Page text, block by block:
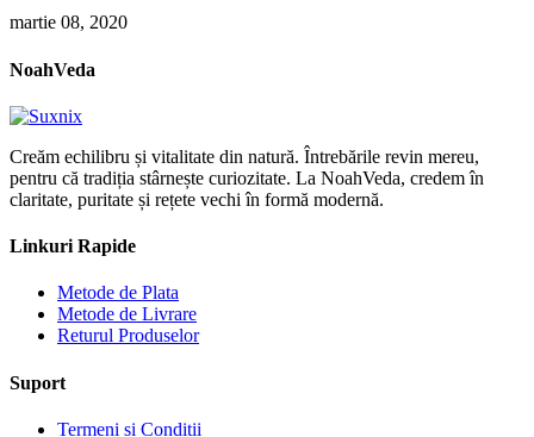
martie 08, 2020
NoahVeda
Creăm echilibru și vitalitate din natură. Întrebările revin mereu,
pentru că tradiția stârnește curiozitate. La NoahVeda, credem în
claritate, puritate și rețete vechi în formă modernă.
Linkuri Rapide
Metode de Plata
Metode de Livrare
Returul Produselor
Suport
Termeni și Condiții